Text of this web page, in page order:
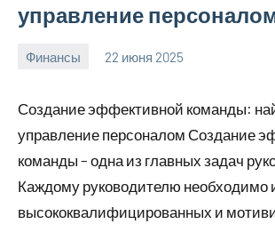
управление
Финансы 22 июня 2025
Создание эффективной команды:
управление персоналом Создание
команды – одна из главных задач
Каждому руководителю необходимо
высококвалифицированных и